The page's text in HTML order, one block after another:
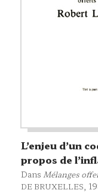
L’enjeu d’un
propos de
Dans Mélanges
DE BRUXELLES,